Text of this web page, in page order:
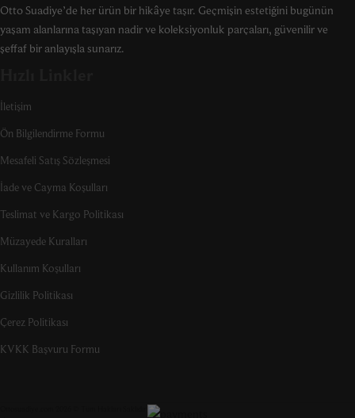
Otto Suadiye’de her ürün bir hikâye taşır. Geçmişin estetiğini bugünün
yaşam alanlarına taşıyan nadir ve koleksiyonluk parçaları, güvenilir ve
şeffaf bir anlayışla sunarız.
İletişim
Ön Bilgilendirme Formu
Mesafeli Satış Sözleşmesi
İade ve Cayma Koşulları
Teslimat ve Kargo Politikası
Müzayede Kuralları
Kullanım Koşulları
Gizlilik Politikası
Çerez Politikası
KVKK Başvuru Formu